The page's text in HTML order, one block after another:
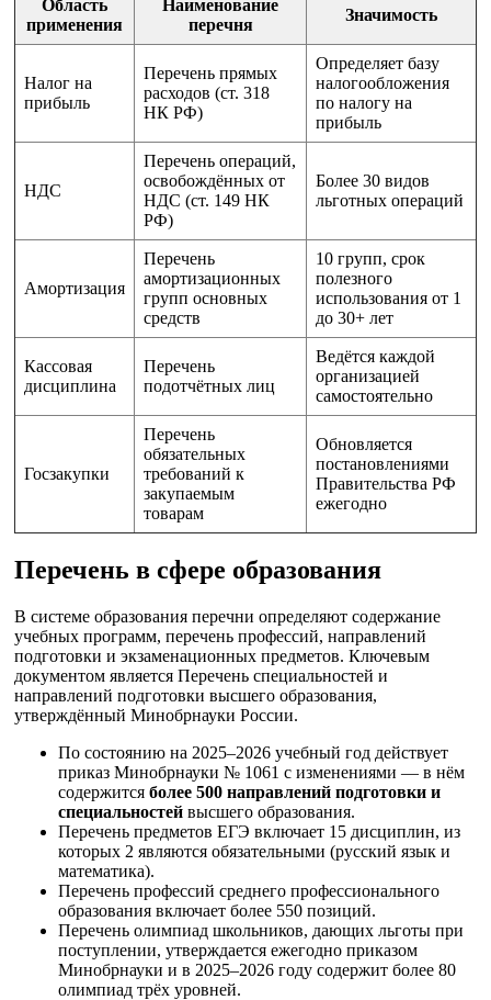
Область
применения
Наименование
перечня
Значимость
Налог на
прибыль
Перечень прямых
расходов (ст. 318
НК РФ)
Определяет базу
налогообложения
по налогу на
прибыль
НДС
Перечень операций,
освобождённых от
НДС (ст. 149 НК
РФ)
Более 30 видов
льготных операций
Амортизация
Перечень
амортизационных
групп основных
средств
10 групп, срок
полезного
использования от 1
до 30+ лет
Кассовая
дисциплина
Перечень
подотчётных лиц
Ведётся каждой
организацией
самостоятельно
Госзакупки
Перечень
обязательных
требований к
закупаемым
товарам
Обновляется
постановлениями
Правительства РФ
ежегодно
Перечень в сфере образования
В системе образования перечни определяют содержание
учебных программ, перечень профессий, направлений
подготовки и экзаменационных предметов. Ключевым
документом является Перечень специальностей и
направлений подготовки высшего образования,
утверждённый Минобрнауки России.
По состоянию на 2025–2026 учебный год действует
приказ Минобрнауки № 1061 с изменениями — в нём
содержится более 500 направлений подготовки и
специальностей высшего образования.
Перечень предметов ЕГЭ включает 15 дисциплин, из
которых 2 являются обязательными (русский язык и
математика).
Перечень профессий среднего профессионального
образования включает более 550 позиций.
Перечень олимпиад школьников, дающих льготы при
поступлении, утверждается ежегодно приказом
Минобрнауки и в 2025–2026 году содержит более 80
олимпиад трёх уровней.